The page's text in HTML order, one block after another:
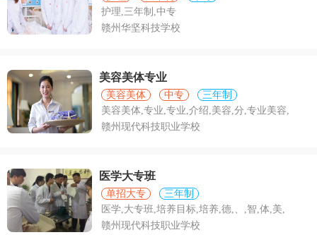
护理,三年制,中专
赣州华坚科技学校
美容美体专业
美容美体 中专
三年制
美容美体,专业,专业,介绍,美容,分,专业美容,
赣州现代科技职业学校
医学大专班
单招大专
三年制
医学,大专班,培养目标,培养,德,、,智,体,美,
赣州现代科技职业学校